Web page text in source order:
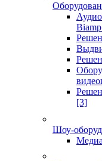
Biamp
[3]
Шоу-